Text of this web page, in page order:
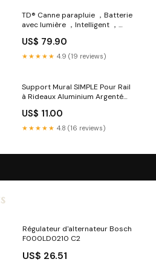
TD® Canne parapluie ，Batterie
avec lumière ，Intelligent ，
randonnée pour personnes
âgées
US$ 79.90
★★★★★ 4.9 (19 reviews)
Support Mural SIMPLE Pour Rail
à Rideaux Aluminium Argenté
US$ 11.00
★★★★★ 4.8 (16 reviews)
Régulateur d'alternateur Bosch
F000LD0210 C2
US$ 26.51